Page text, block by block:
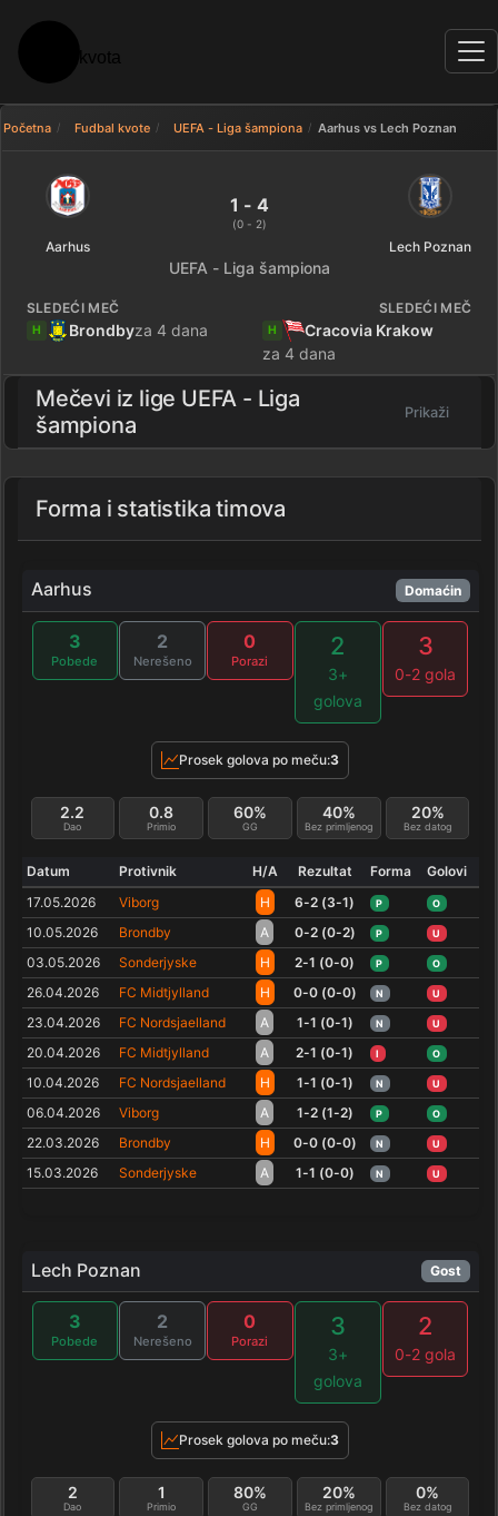
Početna Fudbal kvote UEFA - Liga šampiona Aarhus vs Lech Poznan
Aarhus 1 - 4 Lech Poznan —
Aarhus
1 - 4
(0 - 2)
Lech Poznan
UEFA - Liga šampiona
SLEDEĆI MEČ
H Brondbyza 4 dana
SLEDEĆI MEČ
H
Cracovia Krakow
za 4 dana
Mečevi iz lige UEFA - Liga
šampiona
Prikaži
Forma i statistika timova
Aarhus Domaćin
3
Pobede
2
Nerešeno
0
Porazi
2
3+
golova
3
0-2 gola
Prosek golova po meču:3
Dao
2.2
Primio
0.8
GG
60%
Bez primljenog
40%
Bez datog
20%
Datum Protivnik H/A Rezultat Forma
Golovi
17.05.2026
Viborg H 6-2 (3-1) P O
10.05.2026 Brondby A 0-2 (0-2) P U
03.05.2026 Sonderjyske H 2-1 (0-0) P O
26.04.2026 FC Midtjylland H 0-0 (0-0) N U
23.04.2026 FC Nordsjaelland A 1-1 (0-1) N U
20.04.2026 FC Midtjylland A 2-1 (0-1) I O
10.04.2026 FC Nordsjaelland H 1-1 (0-1) N U
06.04.2026 Viborg A 1-2 (1-2) P O
22.03.2026 Brondby H 0-0 (0-0) N U
15.03.2026 Sonderjyske A 1-1 (0-0) N U
Lech Poznan Gost
3
Pobede
2
Nerešeno
0
Porazi
3
3+
golova
2
0-2 gola
Prosek golova po meču:3
Dao
2
Primio
1
GG
80%
Bez primljenog
20%
Bez datog
0%